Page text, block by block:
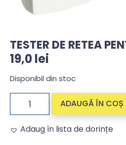
TESTER DE RETEA
19,0lei
Disponibil din stoc
ADAUGĂ ÎN COȘ
Adaug în lista de dorințe